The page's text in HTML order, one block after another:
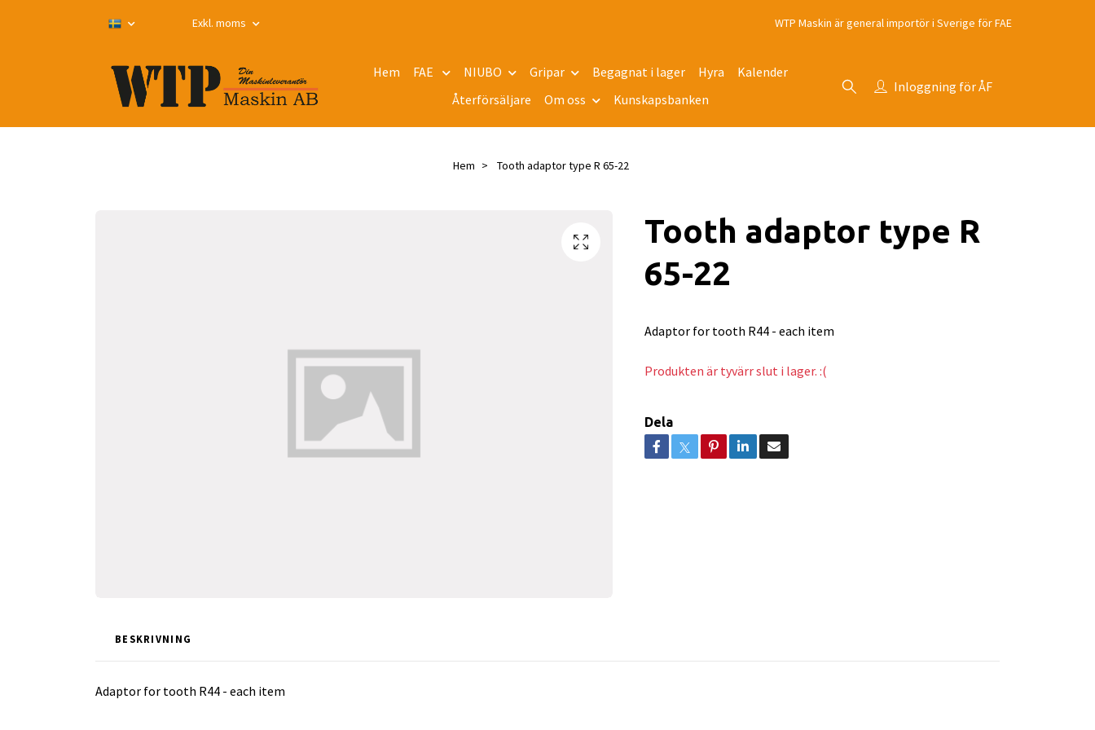
Exkl. moms WTP Maskin är general importör i Sverige för FAE
Hem FAE NIUBO Gripar Begagnat i lager Hyra
Kalender
Återförsäljare
Om oss Kunskapsbanken
Inloggning för ÅF
Hem Tooth adaptor type R 65-22
Tooth adaptor type R
65-22
Adaptor for tooth R44 - each item
Produkten är tyvärr slut i lager. :(
Dela
BESKRIVNING
Adaptor for tooth R44 - each item